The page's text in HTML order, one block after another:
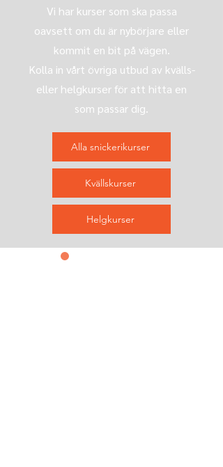
Vi har kurser som ska passa
oavsett om du är nybörjare eller
kommit en bit på vägen.
Kolla in vårt övriga utbud av kvälls-
eller helgkurser för att hitta en
som passar dig.
Alla snickerikurser
Kvällskurser
Helgkurser